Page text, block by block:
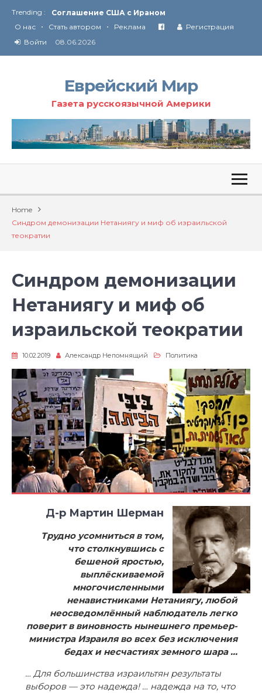
Trending :
Соглашение США с Ираном
Технология Революции в Иране
О нас • Стать автором • Реклама
Регистрация
Войти
08.06.2026
Еврейский Мир
Газета русскоязычной Америки
Home
Синдром демонизации Нетаниягу и миф об израильской
теократии
Синдром демонизации
Нетаниягу и миф об
израильской теократии
10.02.2019 Александр Непомнящий Политика
Д-р Мартин Шерман
Трудно усомниться в том,
что столкнувшись с
бешеной яростью,
выплёскиваемой
многочисленными
ненавистниками Нетаниягу, любой
неосведомлённый наблюдатель легко
поверит в виновность нынешнего премьер-
министра Израиля во всех без исключения
бедах и несчастиях земного шара …
… Для большинства израильтян результаты
выборов — это надежда! … надежда на то, что